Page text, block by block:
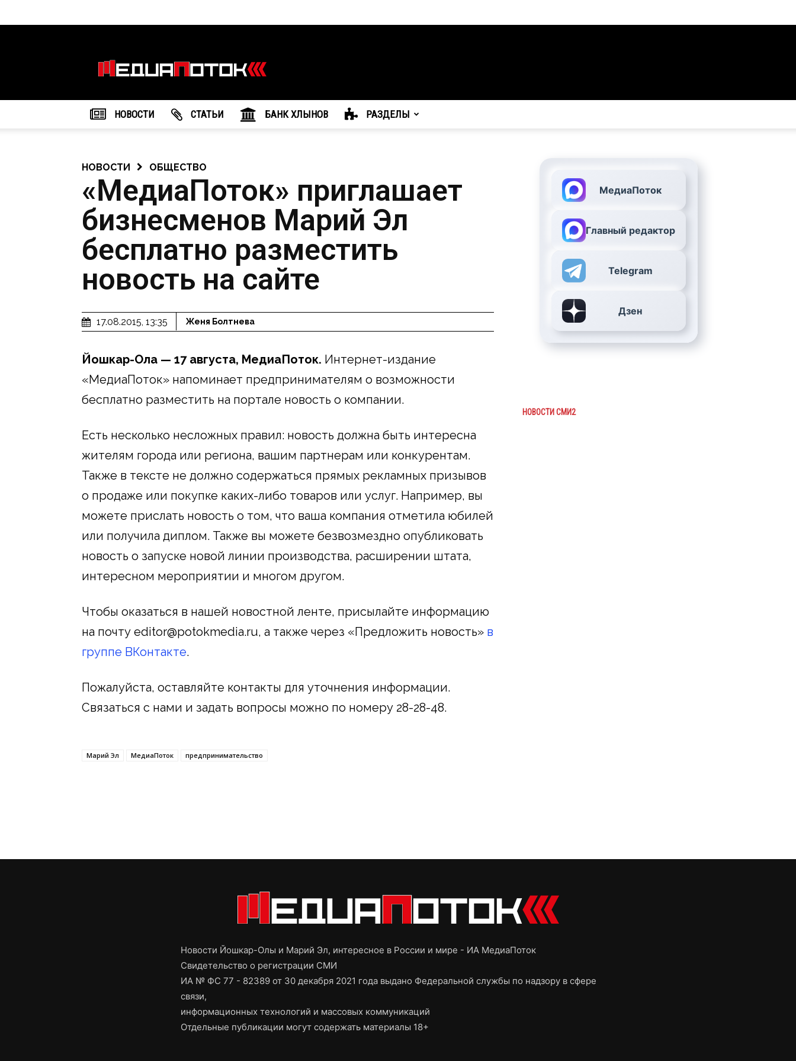
агентство
"МедиаПоток"
НОВОСТИ CТАТЬИ БАНК ХЛЫНОВ РАЗДЕЛЫ
НОВОСТИ ОБЩЕСТВО
«МедиаПоток» приглашает
бизнесменов Марий Эл
бесплатно разместить
новость на сайте
17.08.2015, 13:35 Женя Болтнева
Йошкар-Ола — 17 августа, МедиаПоток. Интернет-издание
«МедиаПоток» напоминает предпринимателям о возможности
бесплатно разместить на портале новость о компании.
Есть несколько несложных правил: новость должна быть интересна
жителям города или региона, вашим партнерам или конкурентам.
Также в тексте не должно содержаться прямых рекламных призывов
о продаже или покупке каких-либо товаров или услуг. Например, вы
можете прислать новость о том, что ваша компания отметила юбилей
или получила диплом. Также вы можете безвозмездно опубликовать
новость о запуске новой линии производства, расширении штата,
интересном мероприятии и многом другом.
Чтобы оказаться в нашей новостной ленте, присылайте информацию
на почту editor@potokmedia.ru, а также через «Предложить новость» в
группе ВКонтакте.
Пожалуйста, оставляйте контакты для уточнения информации.
Связаться с нами и задать вопросы можно по номеру 28-28-48.
Марий Эл МедиаПоток предпринимательство
МедиаПоток
Главный редактор
Telegram
Дзен
НОВОСТИ СМИ2
Новости Йошкар-Олы и Марий Эл, интересное в России и мире - ИА МедиаПоток
Свидетельство о регистрации СМИ
ИА № ФС 77 - 82389 от 30 декабря 2021 года выдано Федеральной службы по надзору в сфере
связи,
информационных технологий и массовых коммуникаций
Отдельные публикации могут содержать материалы 18+